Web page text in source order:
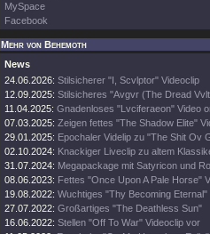
MySpace
Facebook
Mehr von Behemoth
News
24.06.2026: Stilsicherer "I, Scvlptor" Videoclip
12.09.2025: Stilsicheres "Avgvr (The Dread
11.04.2025: Gnadenloses "Lvciferaeon" Video
07.03.2025: Zeigen fettes "The Shadow Elite"
29.01.2025: Epochaler Videlip zu "The Shit Ov
02.10.2024: Knackiger Liveclip zu altem
31.07.2024: Megapackage mit Satyricon und
08.06.2023: Fettes "Once Upon A Pale Horse"
19.08.2022: Wuchtiges "Thy Becoming Eternal"
27.07.2022: Großartiges "The Deathless Sun"
16.06.2022: Stellen "Off To War" Videoclip vor